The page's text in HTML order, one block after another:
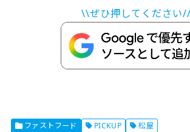
\\ぜひ押してください//
ファストフード PICKUP 松屋